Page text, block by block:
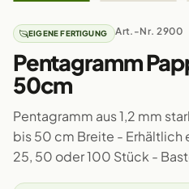
EIGENE FERTIGUNG Art.-Nr. 2900
Pentagramm
50cm
Pentagramm aus 1,2 mm
bis 50 cm Breite - Erhältlich
25, 50 oder 100 Stück -